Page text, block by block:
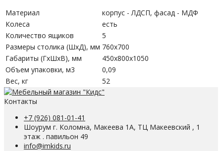
Материал
корпус - ЛДСП, фасад - МДФ
Колеса
есть
Количество ящиков
5
Размеры столика (ШхД), мм 760х700
Габариты (ГхШхВ), мм
450х800х1050
Объем упаковки, м3
0,09
Вес, кг
52
Контакты
+7 (926) 081-01-41
Шоурум г. Коломна, Макеева 1А, ТЦ Макеевский , 1
этаж . павильон 49
info@imkids.ru